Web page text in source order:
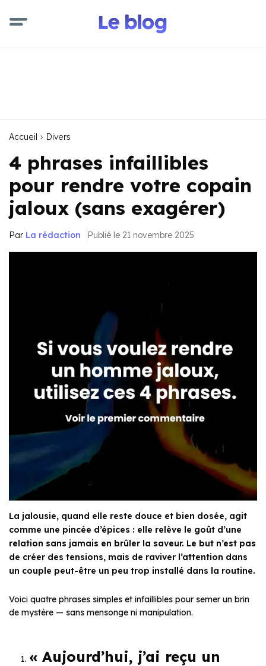
Accueil Divers
4 phrases infaillibles
pour rendre votre copain
jaloux (sans exagérer)
Par La rédaction Publié le 21 novembre 2025
La jalousie, quand elle reste douce et bien dosée, agit
comme une pincée d’épices : elle relève le goût d’une
relation sans jamais en brûler la saveur. Le but n’est pas
de créer des tensions, mais de raviver l’attention dans
un couple peut-être un peu trop installé dans la routine.
Voici quatre phrases simples et infaillibles pour semer un brin
de mystère — sans mensonge ni manipulation.
« Aujourd’hui, j’ai reçu un